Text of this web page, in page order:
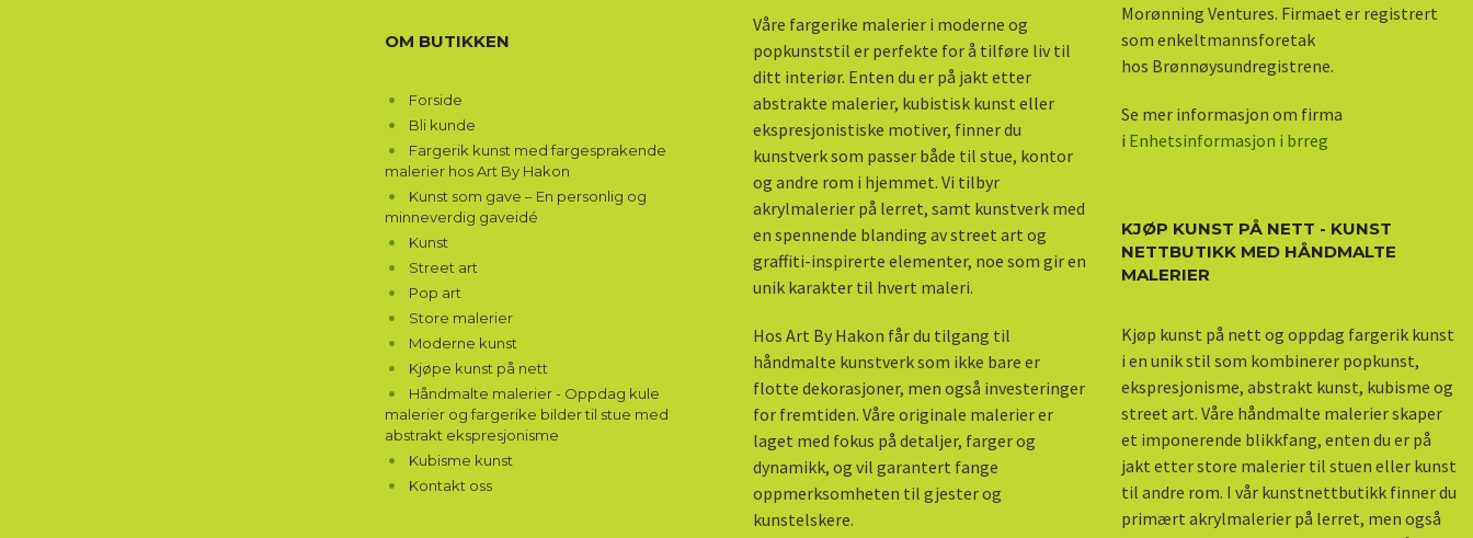
OM BUTIKKEN
Forside
Bli kunde
Fargerik kunst med fargesprakende
malerier hos Art By Hakon
Kunst som gave – En personlig og
minneverdig gaveidé
Kunst
Street art
Pop art
Store malerier
Moderne kunst
Kjøpe kunst på nett
Håndmalte malerier - Oppdag kule
malerier og fargerike bilder til stue med
abstrakt ekspresjonisme
Kubisme kunst
Kontakt oss
Våre fargerike malerier i moderne og
popkunststil er perfekte for å tilføre liv til
ditt interiør. Enten du er på jakt etter
abstrakte malerier, kubistisk kunst eller
ekspresjonistiske motiver, finner du
kunstverk som passer både til stue, kontor
og andre rom i hjemmet. Vi tilbyr
akrylmalerier på lerret, samt kunstverk med
en spennende blanding av street art og
graffiti-inspirerte elementer, noe som gir en
unik karakter til hvert maleri.
Hos Art By Hakon får du tilgang til
håndmalte kunstverk som ikke bare er
flotte dekorasjoner, men også investeringer
for fremtiden. Våre originale malerier er
laget med fokus på detaljer, farger og
dynamikk, og vil garantert fange
oppmerksomheten til gjester og
kunstelskere.
Morønning Ventures. Firmaet er registrert
som enkeltmannsforetak
hos Brønnøysundregistrene.
Se mer informasjon om firma
i Enhetsinformasjon i brreg
KJØP KUNST PÅ NETT - KUNST
NETTBUTIKK MED HÅNDMALTE
MALERIER
Kjøp kunst på nett og oppdag fargerik kunst
i en unik stil som kombinerer popkunst,
ekspresjonisme, abstrakt kunst, kubisme og
street art. Våre håndmalte malerier skaper
et imponerende blikkfang, enten du er på
jakt etter store malerier til stuen eller kunst
til andre rom. I vår kunstnettbutikk finner du
primært akrylmalerier på lerret, men også